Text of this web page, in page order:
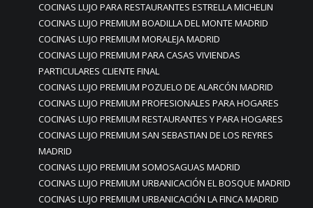
COCINAS LUJO PARA RESTAURANTES ESTRELLA MICHELIN
COCINAS LUJO PREMIUM BOADILLA DEL MONTE MADRID
COCINAS LUJO PREMIUM MORALEJA MADRID
COCINAS LUJO PREMIUM PARA CASAS VIVIENDAS
PARTICULARES CLIENTE FINAL
COCINAS LUJO PREMIUM POZUELO DE ALARCÓN MADRID
COCINAS LUJO PREMIUM PROFESIONALES PARA HOGARES
COCINAS LUJO PREMIUM RESTAURANTES Y PARA HOGARES
COCINAS LUJO PREMIUM SAN SEBASTIAN DE LOS REYRES
MADRID
COCINAS LUJO PREMIUM SOMOSAGUAS MADRID
COCINAS LUJO PREMIUM URBANICACIÓN EL BOSQUE MADRID
COCINAS LUJO PREMIUM URBANICACIÓN LA FINCA MADRID